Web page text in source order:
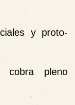
y proto-
cobra pleno